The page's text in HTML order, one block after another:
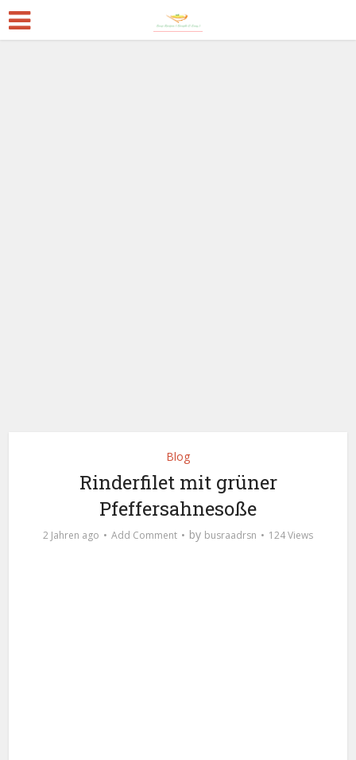
Blog
Rinderfilet mit grüner
Pfeffersahnesoße
2 Jahren ago Add Comment by busraadrsn 124 Views